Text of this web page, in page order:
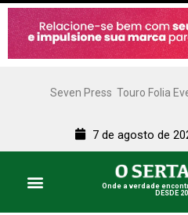
Seven Press Touro Folia
7 de agosto de
Onde a verdade
DESDE